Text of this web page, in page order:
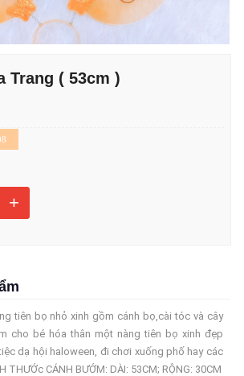
Trang ( 53cm )
+
tiên bọ nhỏ xinh gồm cánh bọ,cài tóc và cây
cho bé hóa thân một nàng tiên bọ xinh đẹp
dạ hội haloween, đi chơi xuống phố hay các
THƯỚc CÁNH BƯỚM: DÀI: 53CM; RỘNG: 30CM